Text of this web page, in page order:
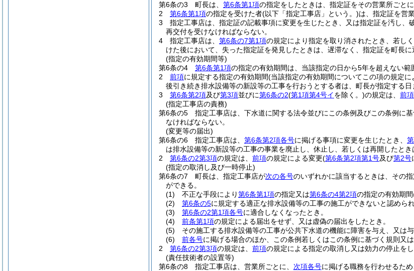
第6条の3
町長は、 第6条第1項の指定をしたときは、指定証をその営業所ごとに
2
第6条第1項の指定を受けた者(以下「指定工事店」という。)は、指定証を営
3
指定工事店は、指定証の記載事項に変更を生じたとき、又は指定証を汚し
再交付を受けなければならない。
4
指定工事店は、 第6条の7第1項の規定により指定を取り消されたとき、若し
けた後において、失った指定証を発見したときは、遅滞なく、指定証を町長に
(指定の有効期間等)
第6条の4
第6条第1項の指定の有効期間は、当該指定の日から5年を超えない範
2
前項に規定する指定の有効期間(当該指定の有効期間についてこの項の規定
後引き続き排水設備等の新設等の工事を行おうとする者は、町長が指定する
3
第6条第2項及び第3項並びに第6条の2(第1項第4号イを除く。)の規定は、 前項
(指定工事店の責務)
第6条の5
指定工事店は、下水道に関する法令並びにこの条例及びこの条例に
なければならない。
(変更等の届出)
第6条の6
指定工事店は、 第6条第2項各号に掲げる事項に変更を生じたとき、
は排水設備等の新設等の工事の事業を廃止し、休止し、若しくは再開したと
2
第6条の2第3項の規定は、 前項の規定による変更(第6条第2項第1号及び第2号
(指定の取消し及び一時停止)
第6条の7
町長は、指定工事店が次の各号のいずれかに該当するときは、その
ができる。
(1)
不正な手段により第6条第1項の指定又は第6条の4第2項の指定の有効期間
(2)
第6条の5に規定する適正な排水設備等の工事の施工ができないと認められ
(3)
第6条の2第1項各号に適合しなくなったとき。
(4)
前条第1項の規定による届出をせず、又は虚偽の届出をしたとき。
(5)
その施工する排水設備等の工事が公共下水道の機能に障害を与え、又は
(6)
前各号に掲げる場合のほか、この条例若しくはこの条例に基づく規則又
2
第6条の2第3項の規定は、 前項の規定による指定の取消し又は効力の停止をし
(責任技術者の設置等)
第6条の8
指定工事店は、営業所ごとに、 次項各号に掲げる職務を行わせるため